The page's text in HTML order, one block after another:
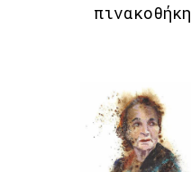
πινακοθήκη